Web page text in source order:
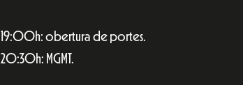
19:00h: obertura de portes.
20:30h: MGMT.